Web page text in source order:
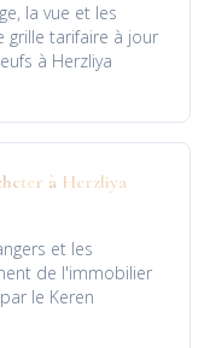
la vue et les
grille tarifaire à jour
à Herzliya
à Herzliya
et les
de l'immobilier
le Keren